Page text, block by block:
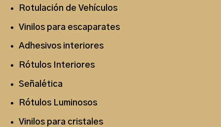
Rotulación de Vehículos
Vinilos para escaparates
Adhesivos interiores
Rótulos Interiores
Señalética
Rótulos Luminosos
Vinilos para cristales